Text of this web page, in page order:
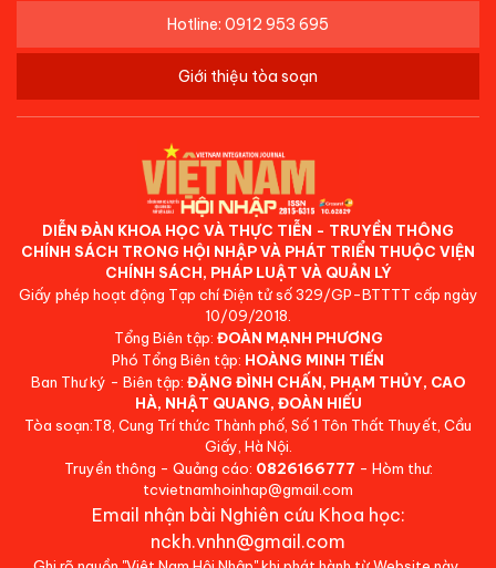
Hotline: 0912 953 695
Giới thiệu tòa soạn
DIỄN ĐÀN KHOA HỌC VÀ THỰC TIỄN - TRUYỀN THÔNG
CHÍNH SÁCH TRONG HỘI NHẬP VÀ PHÁT TRIỂN THUỘC VIỆN
CHÍNH SÁCH, PHÁP LUẬT VÀ QUẢN LÝ
Giấy phép hoạt động Tạp chí Điện tử số 329/GP-BTTTT cấp ngày
10/09/2018.
Tổng Biên tập: ĐOÀN MẠNH PHƯƠNG
Phó Tổng Biên tập: HOÀNG MINH TIẾN
Ban Thư ký - Biên tập: ĐẶNG ĐÌNH CHẤN, PHẠM THỦY, CAO
HÀ, NHẬT QUANG, ĐOÀN HIẾU
Tòa soạn:T8, Cung Trí thức Thành phố, Số 1 Tôn Thất Thuyết, Cầu
Giấy, Hà Nội.
Truyền thông - Quảng cáo: 0826166777 - Hòm thư:
tcvietnamhoinhap@gmail.com
Email nhận bài Nghiên cứu Khoa học:
nckh.vnhn@gmail.com